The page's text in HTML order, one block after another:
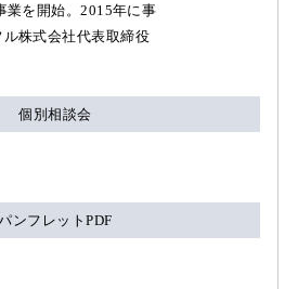
業を開始。2015年に事
株式会社代表取締役
個別相談会
ンフレットPDF